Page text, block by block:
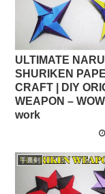
ULTIMATE
SHURIKEN
CRAFT | DIY
WEAPON –
work
手裏剣